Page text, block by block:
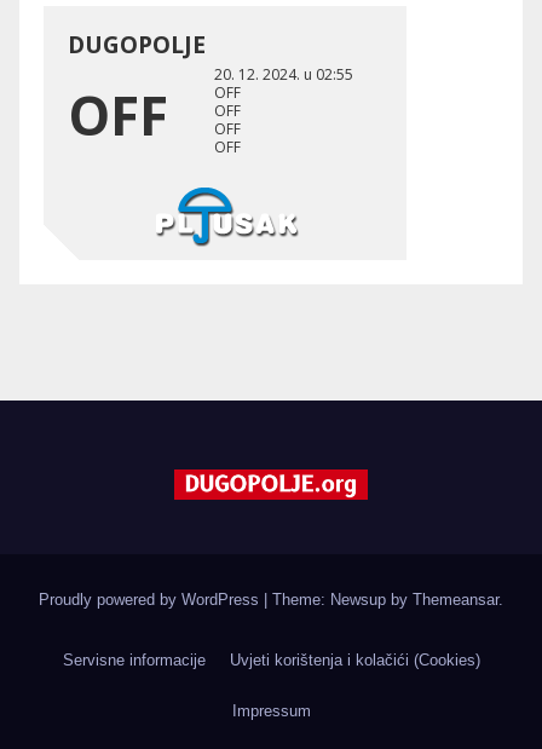
Proudly powered by WordPress Theme: Newsup by Themeansar.
Servisne informacije Uvjeti korištenja i kolačići (Cookies)
Impressum